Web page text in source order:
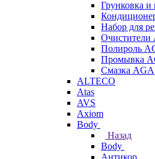
Грунковка и
Набор для
Очистители
Полироль
Промывка
Смазка AGA
ALTECO
Atas
AVS
Axiom
Body
Назад
Body
Антикор